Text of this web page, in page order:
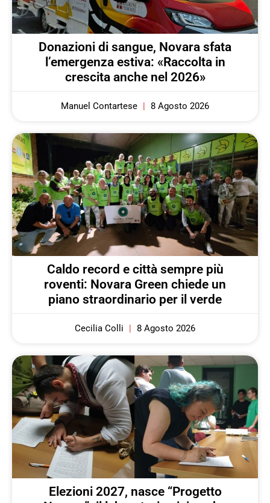
Donazioni di sangue, Novara sfata
l’emergenza estiva: «Raccolta in
crescita anche nel 2026»
Manuel Contartese 8 Agosto 2026
Caldo record e città sempre più
roventi: Novara Green chiede un
piano straordinario per il verde
Cecilia Colli 8 Agosto 2026
Elezioni 2027, nasce “Progetto